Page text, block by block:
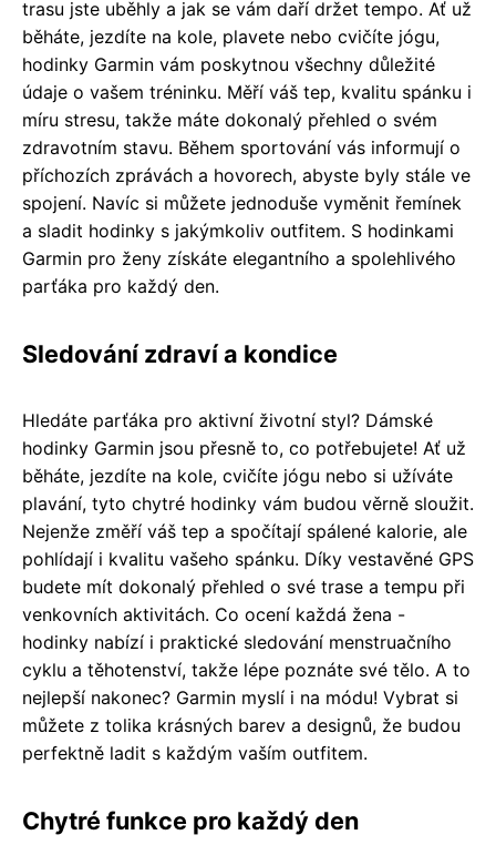
trasu jste uběhly a jak se vám daří držet tempo. Ať už
běháte, jezdíte na kole, plavete nebo cvičíte jógu,
hodinky Garmin vám poskytnou všechny důležité
údaje o vašem tréninku. Měří váš tep, kvalitu spánku i
míru stresu, takže máte dokonalý přehled o svém
zdravotním stavu. Během sportování vás informují o
příchozích zprávách a hovorech, abyste byly stále ve
spojení. Navíc si můžete jednoduše vyměnit řemínek
a sladit hodinky s jakýmkoliv outfitem. S hodinkami
Garmin pro ženy získáte elegantního a spolehlivého
parťáka pro každý den.
Sledování zdraví a kondice
Hledáte parťáka pro aktivní životní styl? Dámské
hodinky Garmin jsou přesně to, co potřebujete! Ať už
běháte, jezdíte na kole, cvičíte jógu nebo si užíváte
plavání, tyto chytré hodinky vám budou věrně sloužit.
Nejenže změří váš tep a spočítají spálené kalorie, ale
pohlídají i kvalitu vašeho spánku. Díky vestavěné GPS
budete mít dokonalý přehled o své trase a tempu při
venkovních aktivitách. Co ocení každá žena -
hodinky nabízí i praktické sledování menstruačního
cyklu a těhotenství, takže lépe poznáte své tělo. A to
nejlepší nakonec? Garmin myslí i na módu! Vybrat si
můžete z tolika krásných barev a designů, že budou
perfektně ladit s každým vaším outfitem.
Chytré funkce pro každý den